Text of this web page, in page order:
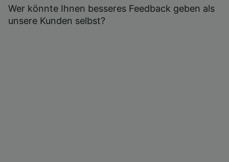
Wer könnte Ihnen besseres Feedback geben als
unsere Kunden selbst?